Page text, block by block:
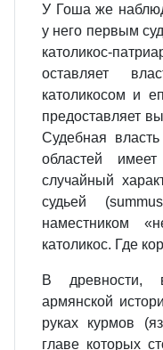
У Гоша же
у него первым
оставляет
католикосом и
предоставляет
Судебная
областей
случайный
судьей
наместником
католикос. Где
В древности,
армянской
руках курмов
главе которых